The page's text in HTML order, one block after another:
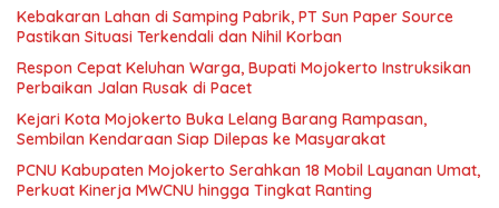
Kebakaran Lahan di Samping Pabrik, PT Sun Paper Source
Pastikan Situasi Terkendali dan Nihil Korban
Respon Cepat Keluhan Warga, Bupati Mojokerto Instruksikan
Perbaikan Jalan Rusak di Pacet
Kejari Kota Mojokerto Buka Lelang Barang Rampasan,
Sembilan Kendaraan Siap Dilepas ke Masyarakat
PCNU Kabupaten Mojokerto Serahkan 18 Mobil Layanan Umat,
Perkuat Kinerja MWCNU hingga Tingkat Ranting